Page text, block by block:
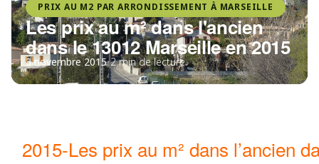
PRIX AU M2 PAR ARRONDISSEMENT À MARSEILLE
Les prix au m² dans l'ancien
dans le 13012 Marseille en 2015
3 novembre 2015•2 min de lecture
2015-Les prix au m² dans l’ancien